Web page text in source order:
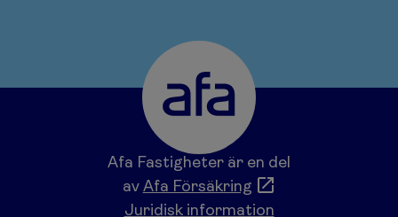
Afa Fastigheter är en del
av Afa Försäkring
Juridisk information